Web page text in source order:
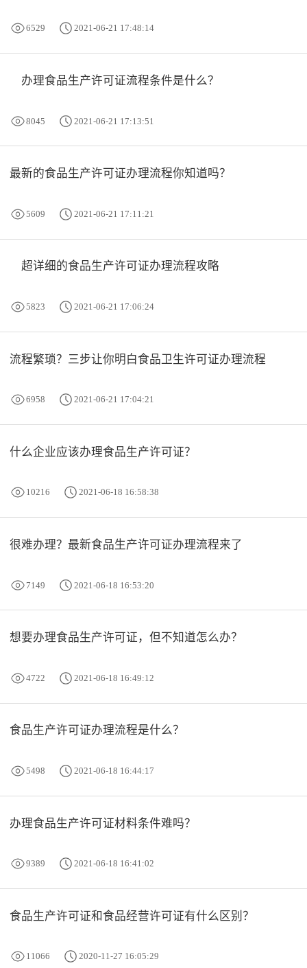
6529 2021-06-21 17:48:14
办理食品生产许可证流程条件是什么？
8045 2021-06-21 17:13:51
最新的食品生产许可证办理流程你知道吗？
5609 2021-06-21 17:11:21
超详细的食品生产许可证办理流程攻略
5823 2021-06-21 17:06:24
流程繁琐？三步让你明白食品卫生许可证办理流程
6958 2021-06-21 17:04:21
什么企业应该办理食品生产许可证？
10216 2021-06-18 16:58:38
很难办理？最新食品生产许可证办理流程来了
7149 2021-06-18 16:53:20
想要办理食品生产许可证，但不知道怎么办？
4722 2021-06-18 16:49:12
食品生产许可证办理流程是什么？
5498 2021-06-18 16:44:17
办理食品生产许可证材料条件难吗？
9389 2021-06-18 16:41:02
食品生产许可证和食品经营许可证有什么区别？
11066 2020-11-27 16:05:29